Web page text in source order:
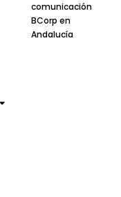
comunicación
BCorp en
Andalucía